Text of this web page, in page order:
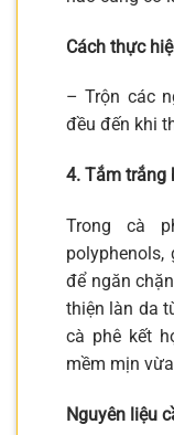
Cách thực
– Trộn các
đều đến khi
4. Tắm trắng
Trong cà
để ngăn
thiện làn da
cà phê kết
mềm mịn
Nguyên liệu